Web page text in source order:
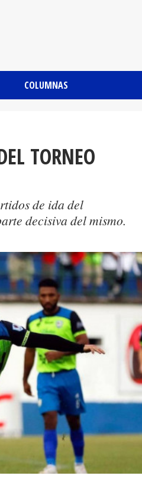
COLUMNAS
TORNEO
de ida del
decisiva del mismo.